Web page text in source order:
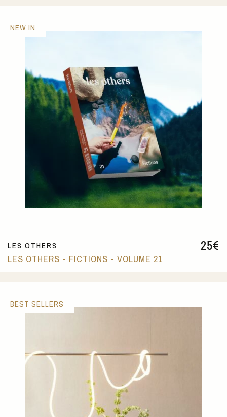
25€
LES OTHERS
LES OTHERS - FICTIONS - VOLUME 21
NEW IN
BEST SELLERS